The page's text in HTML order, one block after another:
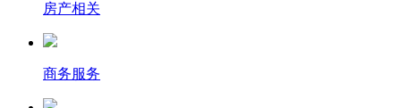
房产相关
商务服务